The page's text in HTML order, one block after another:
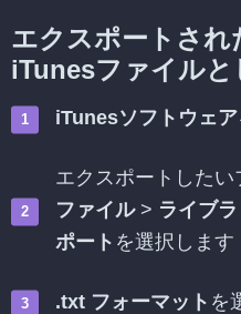
エクスポートさ
iTunesファイルと
iTunesソフトウェア
エクスポートしたい
ファイル> ライブラ
ポート を選択します
.txt フォーマット を